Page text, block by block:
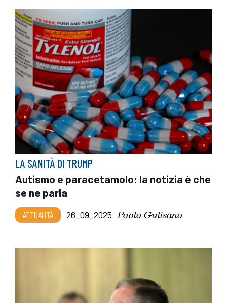
LA SANITÀ DI TRUMP
Autismo e paracetamolo: la notizia è che
se ne parla
ATTUALITÀ 26_09_2025 Paolo Gulisano